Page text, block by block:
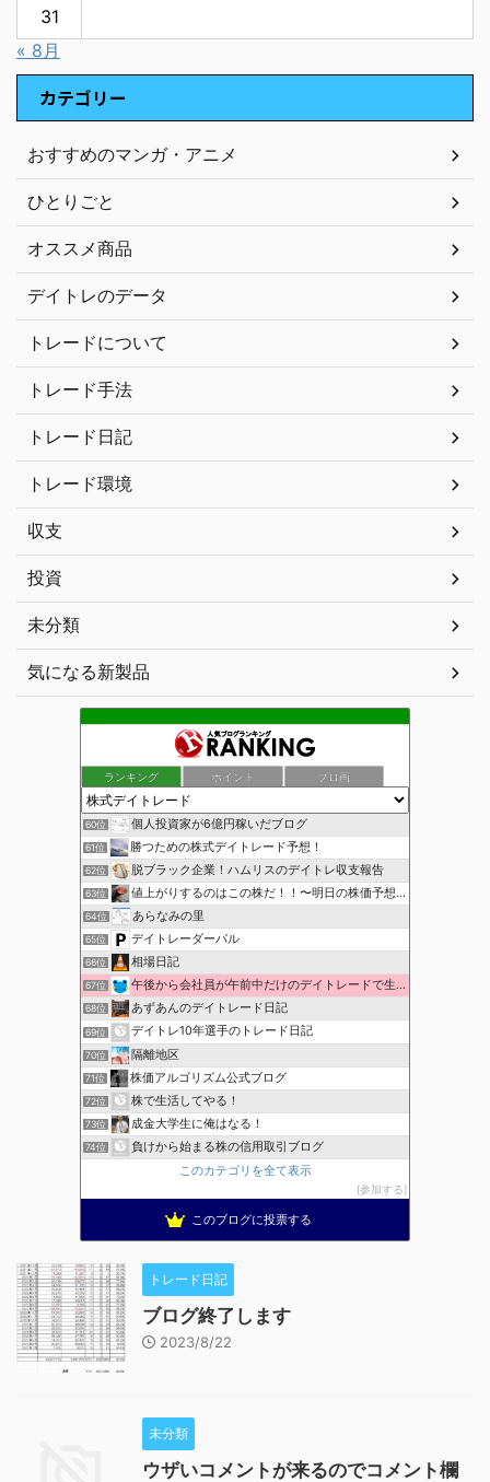
31
« 8月
カテゴリー
おすすめのマンガ・アニメ
ひとりごと
オススメ商品
デイトレのデータ
トレードについて
トレード手法
トレード日記
トレード環境
収支
投資
未分類
気になる新製品
ランキング ポイント ブロ画
60位 個人投資家が6億円稼いだブログ
61位 勝つための株式デイトレード予想！
62位 脱ブラック企業！ハムリスのデイトレ収支報告
63位 値上がりするのはこの株だ！！〜明日の株価予想〜
64位 あらなみの里
65位 デイトレーダーパル
66位 相場日記
67位 午後から会社員が午前中だけのデイトレードで生活費を稼ぐ！
68位 あずあんのデイトレード日記
69位 デイトレ10年選手のトレード日記
70位 隔離地区
71位 株価アルゴリズム公式ブログ
72位 株で生活してやる！
73位 成金大学生に俺はなる！
74位
負けから始まる株の信用取引ブログ
このカテゴリを全て表示
参加する
このブログに投票する
トレード日記
ブログ終了します
2023/8/22
未分類
ウザいコメントが来るのでコメント欄